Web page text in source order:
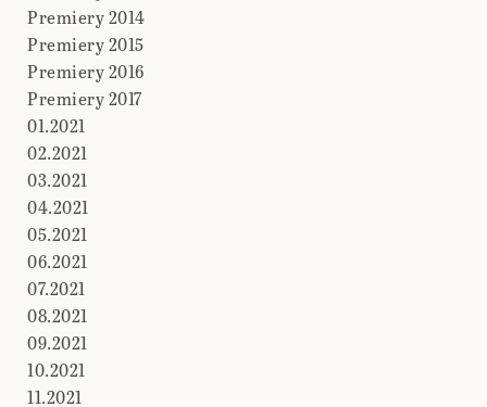
Premiery 2014
Premiery 2015
Premiery 2016
Premiery 2017
01.2021
02.2021
03.2021
04.2021
05.2021
06.2021
07.2021
08.2021
09.2021
10.2021
11.2021